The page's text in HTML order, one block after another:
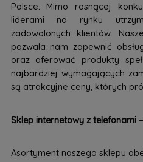
Polsce. Mimo rosnącej
liderami na rynku
zadowolonych klientów.
pozwala nam zapewnić
oraz oferować produkty
najbardziej wymagających
są atrakcyjne ceny, których
Sklep internetowy z telefonami
Asortyment naszego sklepu